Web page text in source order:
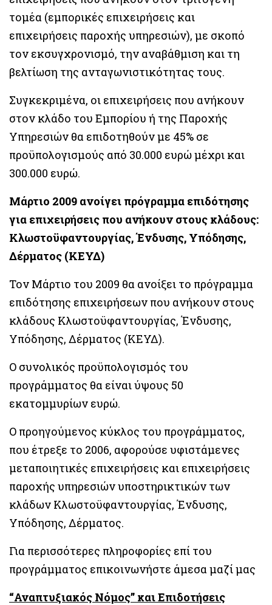
τομέα (εμπορικές επιχειρήσεις και
επιχειρήσεις παροχής υπηρεσιών), με σκοπό
τον εκσυγχρονισμό, την αναβάθμιση και τη
βελτίωση της ανταγωνιστικότητας τους.
Συγκεκριμένα, οι επιχειρήσεις που ανήκουν
στον κλάδο του Εμπορίου ή της Παροχής
Υπηρεσιών θα επιδοτηθούν με 45% σε
προϋπολογισμούς από 30.000 ευρώ μέχρι και
300.000 ευρώ.
Μάρτιο 2009 ανοίγει πρόγραμμα επιδότησης
για επιχειρήσεις που ανήκουν στους κλάδους:
Κλωστοϋφαντουργίας, Ένδυσης, Υπόδησης,
Δέρματος (ΚΕΥΔ)
Τον Μάρτιο του 2009 θα ανοίξει το πρόγραμμα
επιδότησης επιχειρήσεων που ανήκουν στους
κλάδους Κλωστοϋφαντουργίας, Ένδυσης,
Υπόδησης, Δέρματος (ΚΕΥΔ).
Ο συνολικός προϋπολογισμός του
προγράμματος θα είναι ύψους 50
εκατομμυρίων ευρώ.
Ο προηγούμενος κύκλος του προγράμματος,
που έτρεξε το 2006, αφορούσε υφιστάμενες
μεταποιητικές επιχειρήσεις και επιχειρήσεις
παροχής υπηρεσιών υποστηρικτικών των
κλάδων Κλωστοϋφαντουργίας, Ένδυσης,
Υπόδησης, Δέρματος.
Για περισσότερες πληροφορίες επί του
προγράμματος επικοινωνήστε άμεσα μαζί μας
“Αναπτυξιακός Νόμος” και Επιδοτήσεις